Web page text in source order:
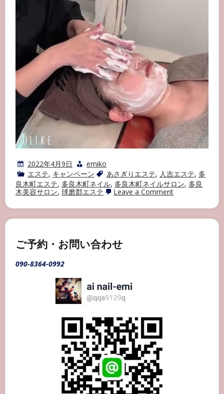
2022年4月9日
emiko
エステ, キャンペーン あさぎりエステ, 人吉エステ, 多
良木町エステ, 多良木町ネイル, 多良木町ネイルサロン, 多良
木美容サロン, 球磨郡エステ Leave a Commenton
ス
ご予約・お問い合わせ
090-8364-0992